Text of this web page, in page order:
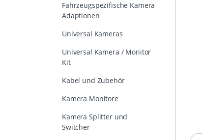
Fahrzeugspezifische Kamera
Adaptionen
Universal Kameras
Universal Kamera / Monitor
Kit
Kabel und Zubehör
Kamera Monitore
Kamera Splitter und
Switcher